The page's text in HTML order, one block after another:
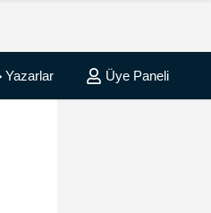
Yazarlar Üye Paneli